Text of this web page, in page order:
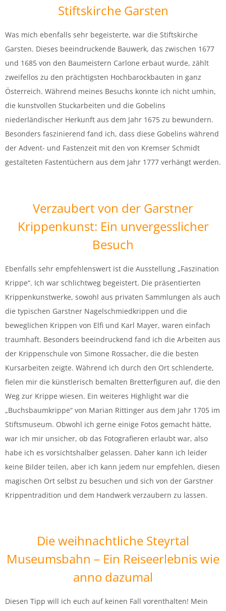
Stiftskirche Garsten
Was mich ebenfalls sehr begeisterte, war die Stiftskirche
Garsten. Dieses beeindruckende Bauwerk, das zwischen 1677
und 1685 von den Baumeistern Carlone erbaut wurde, zählt
zweifellos zu den prächtigsten Hochbarockbauten in ganz
Österreich. Während meines Besuchs konnte ich nicht umhin,
die kunstvollen Stuckarbeiten und die Gobelins
niederländischer Herkunft aus dem Jahr 1675 zu bewundern.
Besonders faszinierend fand ich, dass diese Gobelins während
der Advent- und Fastenzeit mit den von Kremser Schmidt
gestalteten Fastentüchern aus dem Jahr 1777 verhängt werden.
Verzaubert von der Garstner
Krippenkunst: Ein unvergesslicher
Besuch
Ebenfalls sehr empfehlenswert ist die Ausstellung „Faszination
Krippe“. Ich war schlichtweg begeistert. Die präsentierten
Krippenkunstwerke, sowohl aus privaten Sammlungen als auch
die typischen Garstner Nagelschmiedkrippen und die
beweglichen Krippen von Elfi und Karl Mayer, waren einfach
traumhaft. Besonders beeindruckend fand ich die Arbeiten aus
der Krippenschule von Simone Rossacher, die die besten
Kursarbeiten zeigte. Während ich durch den Ort schlenderte,
fielen mir die künstlerisch bemalten Bretterfiguren auf, die den
Weg zur Krippe wiesen. Ein weiteres Highlight war die
„Buchsbaumkrippe“ von Marian Rittinger aus dem Jahr 1705 im
Stiftsmuseum. Obwohl ich gerne einige Fotos gemacht hätte,
war ich mir unsicher, ob das Fotografieren erlaubt war, also
habe ich es vorsichtshalber gelassen. Daher kann ich leider
keine Bilder teilen, aber ich kann jedem nur empfehlen, diesen
magischen Ort selbst zu besuchen und sich von der Garstner
Krippentradition und dem Handwerk verzaubern zu lassen.
Die weihnachtliche Steyrtal
Museumsbahn – Ein Reiseerlebnis wie
anno dazumal
Diesen Tipp will ich euch auf keinen Fall vorenthalten! Mein